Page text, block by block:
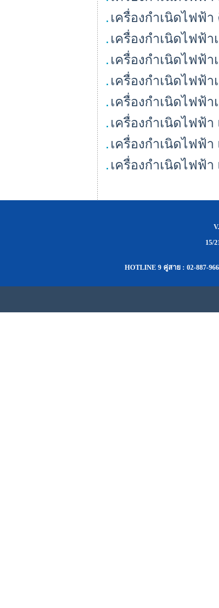
เครื่องกำเนิดไฟฟ้
เครื่องกำเนิดไฟฟ้
เครื่องกำเนิดไฟฟ้
เครื่องกำเนิดไฟฟ้
เครื่องกำเนิดไฟฟ้
เครื่องกำเนิดไฟฟ้
เครื่องกำเนิดไฟฟ้
เครื่องกำเนิดไฟฟ้
15/
HOTLINE 9 คู่สาย : 02-887-